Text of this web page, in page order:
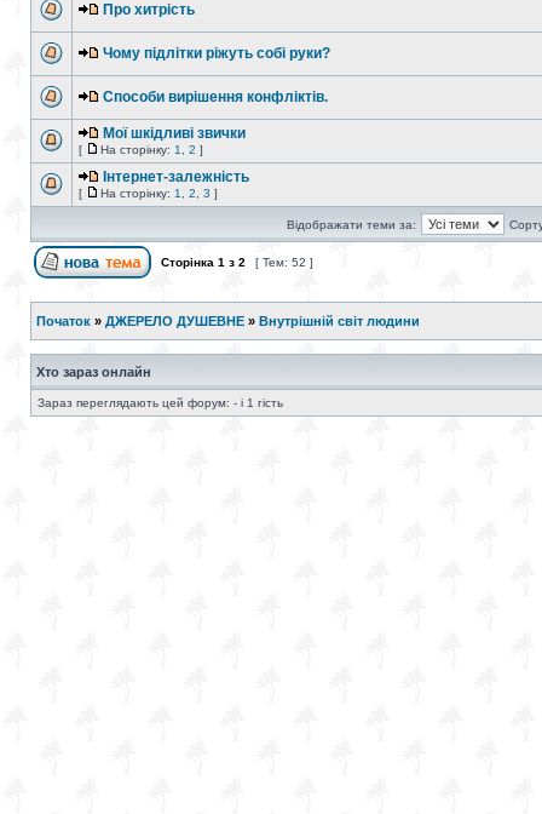
Про хитрість
Чому підлітки ріжуть собі руки?
Способи вирішення конфліктів.
Мої шкідливі звички
[ На сторінку: 1 2 ]
Інтернет-залежність
[ На сторінку: 1 2 3 ]
Відображати теми за:
Сторінка 1 з 2 [ Тем: 52 ]
Початок » ДЖЕРЕЛО ДУШЕВНЕ » Внутрішній світ людини
Хто зараз онлайн
Зараз переглядають цей форум: - і 1 гість